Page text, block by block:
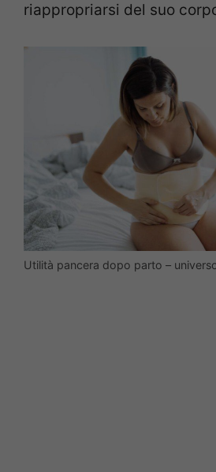
riappropriarsi del suo
Utilità pancera dopo parto –